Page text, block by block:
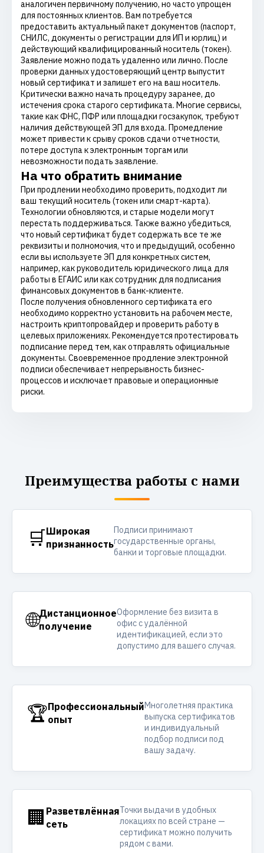
аналогичен первичному получению, но часто упрощен
для постоянных клиентов. Вам потребуется
предоставить актуальный пакет документов (паспорт,
СНИЛС, документы о регистрации для ИП и юрлиц) и
действующий квалифицированный носитель (токен).
Заявление можно подать удаленно или лично. После
проверки данных удостоверяющий центр выпустит
новый сертификат и запишет его на ваш носитель.
Критически важно начать процедуру заранее, до
истечения срока старого сертификата. Многие сервисы,
такие как ФНС, ПФР или площадки госзакупок, требуют
наличия действующей ЭП для входа. Промедление
может привести к срыву сроков сдачи отчетности,
потере доступа к электронным торгам или
невозможности подать заявление.
На что обратить внимание
При продлении необходимо проверить, подходит ли
ваш текущий носитель (токен или смарт-карта).
Технологии обновляются, и старые модели могут
перестать поддерживаться. Также важно убедиться,
что новый сертификат будет содержать все те же
реквизиты и полномочия, что и предыдущий, особенно
если вы используете ЭП для конкретных систем,
например, как руководитель юридического лица для
работы в ЕГАИС или как сотрудник для подписания
финансовых документов в банк-клиенте.
После получения обновленного сертификата его
необходимо корректно установить на рабочем месте,
настроить криптопровайдер и проверить работу в
целевых приложениях. Рекомендуется протестировать
подписание перед тем, как отправлять официальные
документы. Своевременное продление электронной
подписи обеспечивает непрерывность бизнес-
процессов и исключает правовые и операционные
риски.
Преимущества работы с нами
🛒Широкая
признанность
Подписи принимают
государственные органы,
банки и торговые площадки.
🌐Дистанционное
получение
Оформление без визита в
офис с удалённой
идентификацией, если это
допустимо для вашего случая.
🏆Профессиональный
опыт
Многолетняя практика
выпуска сертификатов
и индивидуальный
подбор подписи под
вашу задачу.
🏢 Разветвлённая
сеть
Точки выдачи в удобных
локациях по всей стране —
сертификат можно получить
рядом с вами.